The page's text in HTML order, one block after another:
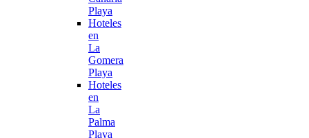
Playa
Hoteles
en
La
Gomera
Playa
Hoteles
en
La
Palma
Playa